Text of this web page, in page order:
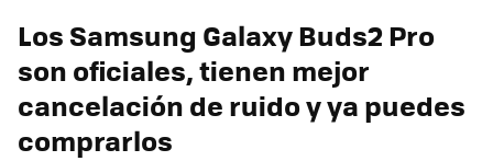
Los Samsung Galaxy Buds2 Pro
son oficiales, tienen mejor
cancelación de ruido y ya puedes
comprarlos